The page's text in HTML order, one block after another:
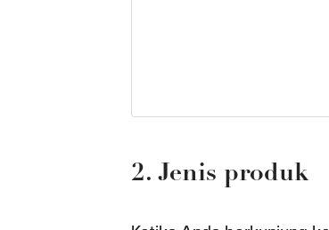
2. Jenis produk